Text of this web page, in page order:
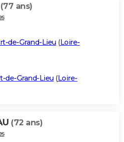
(77 ans)
de-Grand-Lieu (Loire-
de-Grand-Lieu (Loire-
(72 ans)